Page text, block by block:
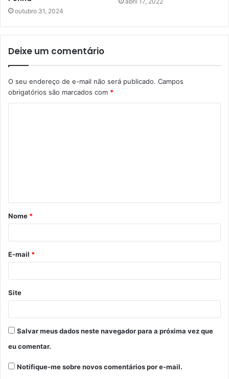
outubro 31, 2024
Deixe um comentário
O seu endereço de e-mail não será publicado. Campos
obrigatórios são marcados com *
á
r
*
Nome *
E-mail *
Site
Salvar meus dados neste navegador para a próxima vez que
eu comentar.
Notifique-me sobre novos comentários por e-mail.